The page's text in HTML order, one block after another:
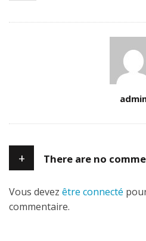
+ There are no
Vous devez être connecté
commentaire.